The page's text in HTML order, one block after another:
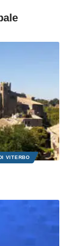
VITERBO